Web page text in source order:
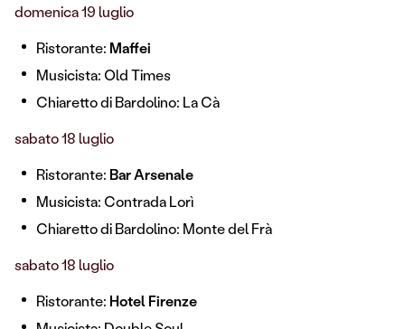
domenica 19 luglio
Ristorante: Maffei
Musicista: Old Times
Chiaretto di Bardolino: La Cà
sabato 18 luglio
Ristorante: Bar Arsenale
Musicista: Contrada Lorì
Chiaretto di Bardolino: Monte del Frà
sabato 18 luglio
Ristorante: Hotel Firenze